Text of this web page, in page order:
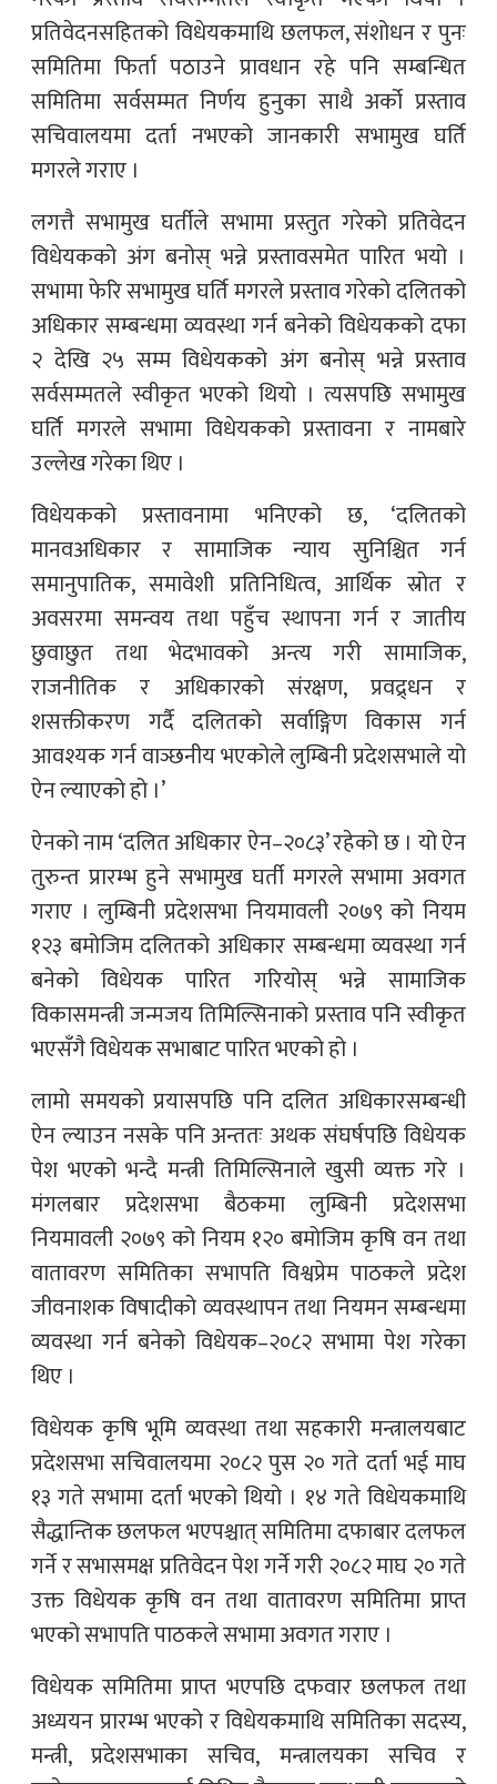
प्रतिवेदनसहितको विधेयकमाथि छलफल, संशोधन र पुनः
समितिमा फिर्ता पठाउने प्रावधान रहे पनि सम्बन्धित
समितिमा सर्वसम्मत निर्णय हुनुका साथै अर्को प्रस्ताव
सचिवालयमा दर्ता नभएको जानकारी सभामुख घर्ति
मगरले गराए ।
लगत्तै सभामुख घर्तीले सभामा प्रस्तुत गरेको प्रतिवेदन
विधेयकको अंग बनोस् भन्ने प्रस्तावसमेत पारित भयो ।
सभामा फेरि सभामुख घर्ति मगरले प्रस्ताव गरेको दलितको
अधिकार सम्बन्धमा व्यवस्था गर्न बनेको विधेयकको दफा
२ देखि २५ सम्म विधेयकको अंग बनोस् भन्ने प्रस्ताव
सर्वसम्मतले स्वीकृत भएको थियो । त्यसपछि सभामुख
घर्ति मगरले सभामा विधेयकको प्रस्तावना र नामबारे
उल्लेख गरेका थिए ।
विधेयकको प्रस्तावनामा भनिएको छ, ‘दलितको
मानवअधिकार र सामाजिक न्याय सुनिश्चित गर्न
समानुपातिक, समावेशी प्रतिनिधित्व, आर्थिक स्रोत र
अवसरमा समन्वय तथा पहुँच स्थापना गर्न र जातीय
छुवाछुत तथा भेदभावको अन्त्य गरी सामाजिक,
राजनीतिक र अधिकारको संरक्षण, प्रवद्र्धन र
शसक्तीकरण गर्दै दलितको सर्वाङ्गिण विकास गर्न
आवश्यक गर्न वाञ्छनीय भएकोले लुम्बिनी प्रदेशसभाले यो
ऐन ल्याएको हो ।’
ऐनको नाम ‘दलित अधिकार ऐन–२०८३’ रहेको छ । यो ऐन
तुरुन्त प्रारम्भ हुने सभामुख घर्ती मगरले सभामा अवगत
गराए । लुम्बिनी प्रदेशसभा नियमावली २०७९ को नियम
१२३ बमोजिम दलितको अधिकार सम्बन्धमा व्यवस्था गर्न
बनेको विधेयक पारित गरियोस् भन्ने सामाजिक
विकासमन्त्री जन्मजय तिमिल्सिनाको प्रस्ताव पनि स्वीकृत
भएसँगै विधेयक सभाबाट पारित भएको हो ।
लामो समयको प्रयासपछि पनि दलित अधिकारसम्बन्धी
ऐन ल्याउन नसके पनि अन्ततः अथक संघर्षपछि विधेयक
पेश भएको भन्दै मन्त्री तिमिल्सिनाले खुसी व्यक्त गरे ।
मंगलबार प्रदेशसभा बैठकमा लुम्बिनी प्रदेशसभा
नियमावली २०७९ को नियम १२० बमोजिम कृषि वन तथा
वातावरण समितिका सभापति विश्वप्रेम पाठकले प्रदेश
जीवनाशक विषादीको व्यवस्थापन तथा नियमन सम्बन्धमा
व्यवस्था गर्न बनेको विधेयक–२०८२ सभामा पेश गरेका
थिए ।
विधेयक कृषि भूमि व्यवस्था तथा सहकारी मन्त्रालयबाट
प्रदेशसभा सचिवालयमा २०८२ पुस २० गते दर्ता भई माघ
१३ गते सभामा दर्ता भएको थियो । १४ गते विधेयकमाथि
सैद्धान्तिक छलफल भएपश्चात् समितिमा दफाबार दलफल
गर्ने र सभासमक्ष प्रतिवेदन पेश गर्ने गरी २०८२ माघ २० गते
उक्त विधेयक कृषि वन तथा वातावरण समितिमा प्राप्त
भएको सभापति पाठकले सभामा अवगत गराए ।
विधेयक समितिमा प्राप्त भएपछि दफवार छलफल तथा
अध्ययन प्रारम्भ भएको र विधेयकमाथि समितिका सदस्य,
मन्त्री, प्रदेशसभाका सचिव, मन्त्रालयका सचिव र